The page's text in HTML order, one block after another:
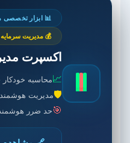
📊 ابزار تخصصی
💰 مدیریت سرمایه
اکسپرت
📈محاسبه خودکار
🛡️ مدیریت
🎯حد ضرر هوشمند